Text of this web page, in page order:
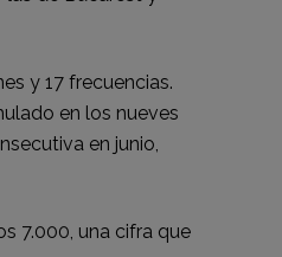
y 17 frecuencias.
en los nueves
en junio,
7.000, una cifra que